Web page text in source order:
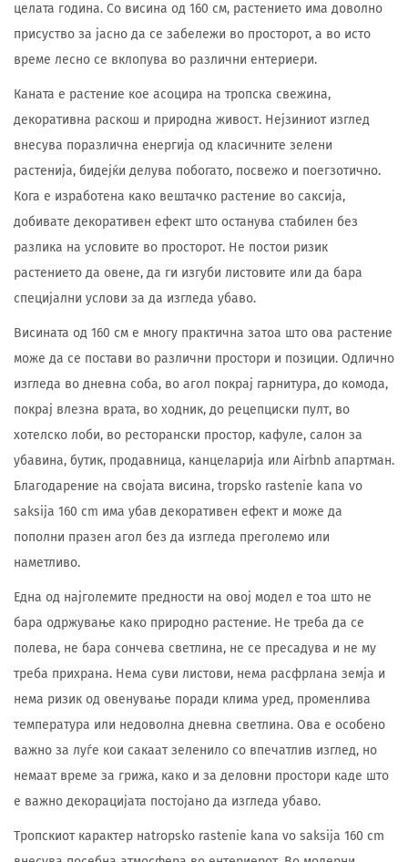
целата година. Со висина од 160 см, растението има доволно
присуство за јасно да се забележи во просторот, а во исто
време лесно се вклопува во различни ентериери.
Каната е растение кое асоцира на тропска свежина,
декоративна раскош и природна живост. Нејзиниот изглед
внесува поразлична енергија од класичните зелени
растенија, бидејќи делува побогато, посвежо и поегзотично.
Кога е изработена како вештачко растение во саксија,
добивате декоративен ефект што останува стабилен без
разлика на условите во просторот. Не постои ризик
растението да овене, да ги изгуби листовите или да бара
специјални услови за да изгледа убаво.
Висината од 160 см е многу практична затоа што ова растение
може да се постави во различни простори и позиции. Одлично
изгледа во дневна соба, во агол покрај гарнитура, до комода,
покрај влезна врата, во ходник, до рецепциски пулт, во
хотелско лоби, во ресторански простор, кафуле, салон за
убавина, бутик, продавница, канцеларија или Airbnb апартман.
Благодарение на својата висина, tropsko rastenie kana vo
saksija 160 cm има убав декоративен ефект и може да
пополни празен агол без да изгледа преголемо или
наметливо.
Една од најголемите предности на овој модел е тоа што не
бара одржување како природно растение. Не треба да се
полева, не бара сончева светлина, не се пресадува и не му
треба прихрана. Нема суви листови, нема расфрлана земја и
нема ризик од овенување поради клима уред, променлива
температура или недоволна дневна светлина. Ова е особено
важно за луѓе кои сакаат зеленило со впечатлив изглед, но
немаат време за грижа, како и за деловни простори каде што
е важно декорацијата постојано да изгледа убаво.
Тропскиот карактер наtropsko rastenie kana vo saksija 160 cm